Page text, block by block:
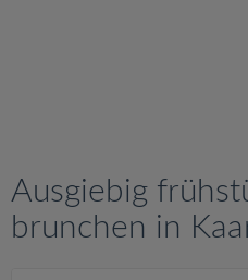
Ausgiebig
brunchen in